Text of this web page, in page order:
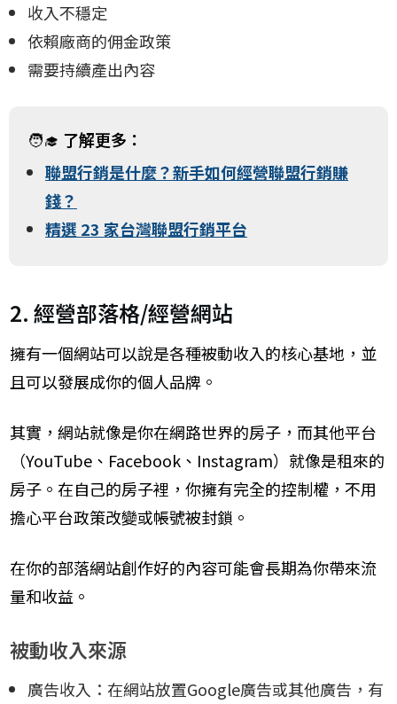
收入不穩定
依賴廠商的佣金政策
需要持續產出內容
🧑‍🎓 了解更多：
聯盟行銷是什麼？新手如何經營聯盟行銷賺
錢？
精選 23 家台灣聯盟行銷平台
2. 經營部落格/經營網站
擁有一個網站可以說是各種被動收入的核心基地，並
且可以發展成你的個人品牌。
其實，網站就像是你在網路世界的房子，而其他平台
（YouTube、Facebook、Instagram）就像是租來的
房子。在自己的房子裡，你擁有完全的控制權，不用
擔心平台政策改變或帳號被封鎖。
在你的部落網站創作好的內容可能會長期為你帶來流
量和收益。
被動收入來源
廣告收入：在網站放置Google廣告或其他廣告，有